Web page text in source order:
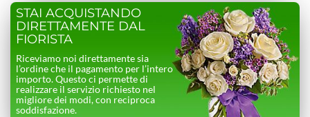
STAI ACQUISTANDO
DIRETTAMENTE DAL
FIORISTA
Riceviamo noi direttamente sia
l’ordine che il pagamento per l’intero
importo. Questo ci permette di
realizzare il servizio richiesto nel
migliore dei modi, con reciproca
soddisfazione.